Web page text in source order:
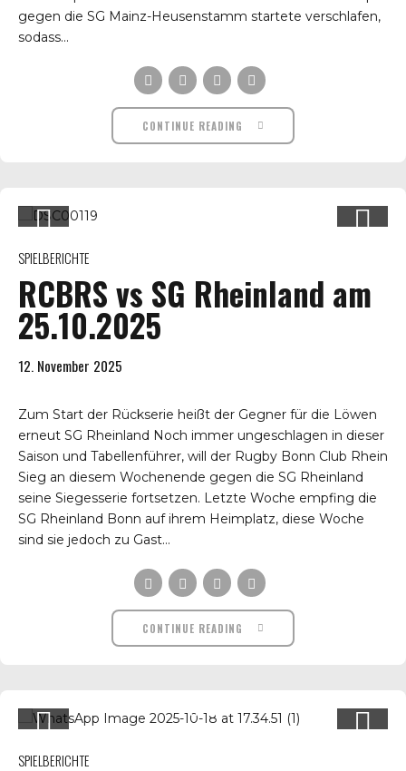
gegen die SG Mainz-Heusenstamm startete verschlafen,
sodass...
CONTINUE READING
SPIELBERICHTE
RCBRS vs SG Rheinland am
25.10.2025
12. November 2025
Zum Start der Rückserie heißt der Gegner für die Löwen
erneut SG Rheinland Noch immer ungeschlagen in dieser
Saison und Tabellenführer, will der Rugby Bonn Club Rhein
Sieg an diesem Wochenende gegen die SG Rheinland
seine Siegesserie fortsetzen. Letzte Woche empfing die
SG Rheinland Bonn auf ihrem Heimplatz, diese Woche
sind sie jedoch zu Gast...
CONTINUE READING
SPIELBERICHTE